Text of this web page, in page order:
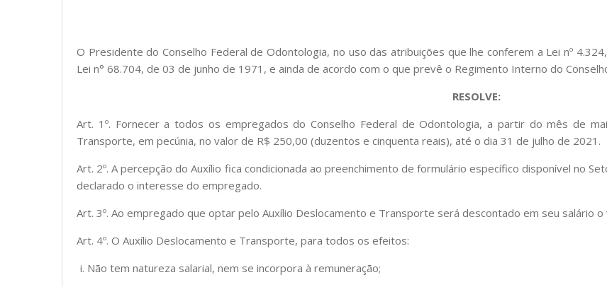
O Presidente do Conselho Federal de Odontologia, no uso das atribuições que lhe conferem a Lei nº
Lei n° 68.704, de 03 de junho de 1971, e ainda de acordo com o que prevê o Regimento Interno do
RESOLVE:
Art. 1º. Fornecer a todos os empregados do Conselho Federal de Odontologia, a partir do mês de
Transporte, em pecúnia, no valor de R$ 250,00 (duzentos e cinquenta reais), até o dia 31 de julho de 2021.
Art. 2º. A percepção do Auxílio fica condicionada ao preenchimento de formulário específico disponível no
declarado o interesse do empregado.
Art. 3º. Ao empregado que optar pelo Auxílio Deslocamento e Transporte será descontado em seu salário o
Art. 4º. O Auxílio Deslocamento e Transporte, para todos os efeitos:
Não tem natureza salarial, nem se incorpora à remuneração;